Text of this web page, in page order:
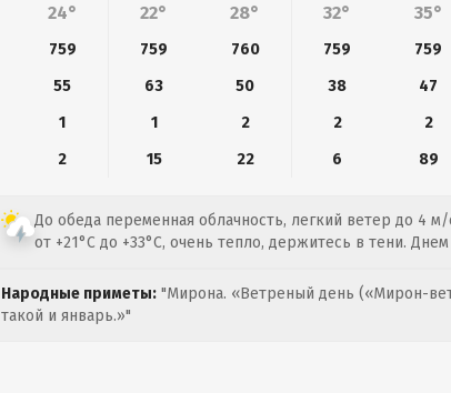
24° 22° 28° 32° 35°
759 759 760 759 759
55 63 50 38 47
1 1 2 2 2
2 15 22 6 89
До обеда переменная облачность, легкий ветер до 4 м/
от +21°C до +33°C, очень тепло, держитесь в тени.
Народные приметы: "Мирона. «Ветреный день («Мирон-
такой и январь.»"